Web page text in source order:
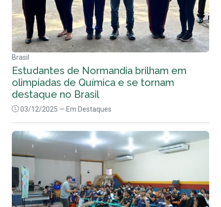
Brasil
Estudantes de Normandia brilham em
olimpíadas de Química e se tornam
destaque no Brasil
03/12/2025 — Em Destaques